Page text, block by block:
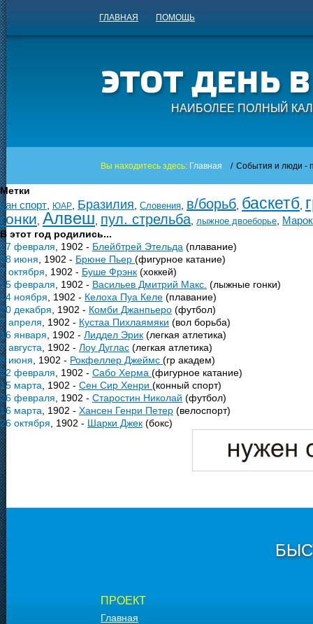
ГЛАВНАЯ ПОМОЩЬ
НАИБОЛЕЕ ПОЛНЫЙ
Вы находитесь здесь: Главная / События и люди -
Метки
сан спорт ЮАР Бразилия Словения в/борьб баскетб
гонки Алвеш пул. стрельба лыжное двоеборье
В этот год родились...
27 февраля , 1902 - Блейбтрей Этельда (плавание)
28 июня , 1902 - Брюне Пьер (фигурное катание)
7 октября , 1902 - Буше Фрэнк (хоккей)
15 февраля , 1902 - Васильев Дмитрий Макс. (лыжные гонки)
14 ноября , 1902 - Келоха Пуа Келе (плавание)
20 декабря , 1902 - Комби Джанпьеро (футбол)
7 апреля , 1902 - Кустаа Пихлаямяки (вол борьба)
16 января , 1902 - Лиддел Эрик (легкая атлетика)
7 августа , 1902 - Лоу Дуглас (легкая атлетика)
8 июня , 1902 - Рокфеллер Джеймс (гр академ)
22 февраля , 1902 - Сабо Херма (фигурное катание)
15 марта , 1902 - Сен Сир Хенри (конный спорт)
26 февраля , 1902 - Старостин Николай (футбол)
16 марта , 1902 - Хансен Генри Петер (велоспорт)
26 октября , 1902 - Шарки Джек (бокс)
ПРОЕКТ
Главная